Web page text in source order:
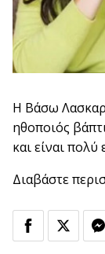
Η Βάσω
ηθοποιός
και είναι πολύ
Διαβάστε